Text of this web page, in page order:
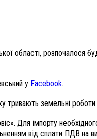
області, розпочалося
у Facebook.
тривають земельні роботи.
Для імпорту
від сплати ПДВ на